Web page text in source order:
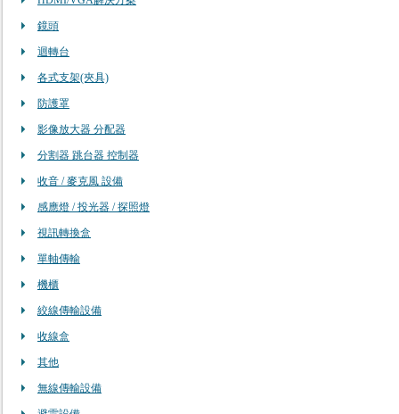
鏡頭
迴轉台
各式支架(夾具)
防護罩
影像放大器 分配器
分割器 跳台器 控制器
收音 / 麥克風 設備
感應燈 / 投光器 / 探照燈
視訊轉換盒
單軸傳輸
機櫃
絞線傳輸設備
收線盒
其他
無線傳輸設備